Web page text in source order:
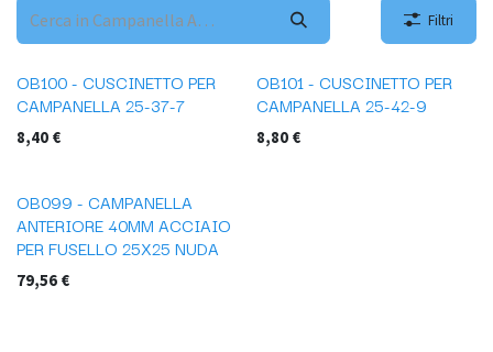
Filtri
OB100 - CUSCINETTO PER
CAMPANELLA 25-37-7
8,40 €
OB101 - CUSCINETTO PER
CAMPANELLA 25-42-9
8,80€
OB099 - CAMPANELLA
ANTERIORE 40MM ACCIAIO
PER FUSELLO 25X25 NUDA
79,56 €